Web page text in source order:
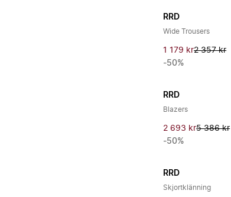
RRD
Wide Trousers
1 179 kr2 357 kr
-50%
RRD
Blazers
2 693 kr5 386 kr
-50%
RRD
Skjortklänning